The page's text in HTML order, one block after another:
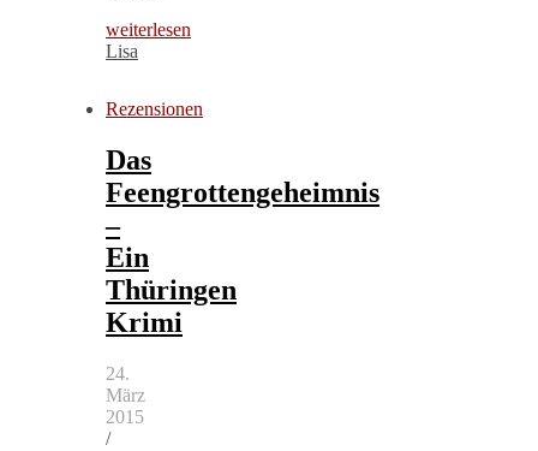
weiterlesen
Lisa
Rezensionen
Das
Feengrottengeheimnis
–
Ein
Thüringen
Krimi
24.
März
2015
/